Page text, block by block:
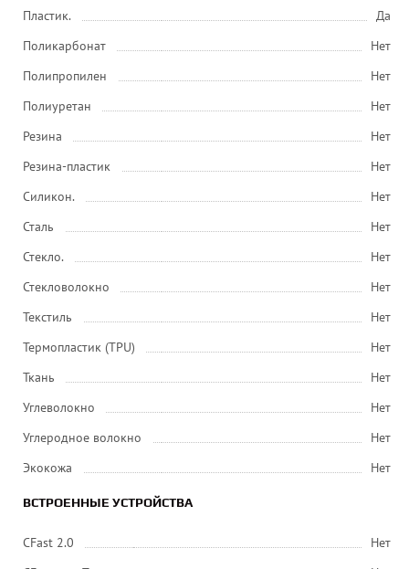
Пластик.
Да
Поликарбонат
Нет
Полипропилен
Нет
Полиуретан
Нет
Резина
Нет
Резина-пластик
Нет
Силикон.
Нет
Сталь
Нет
Стекло.
Нет
Стекловолокно
Нет
Текстиль
Нет
Термопластик (TPU)
Нет
Ткань
Нет
Углеволокно
Нет
Углеродное волокно
Нет
Экокожа
Нет
ВСТРОЕННЫЕ УСТРОЙСТВА
CFast 2.0
Нет